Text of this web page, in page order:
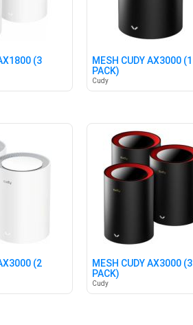
(3
MESH CUDY AX3000 (1
PACK)
Cudy
(2
MESH CUDY AX3000 (3
PACK)
Cudy